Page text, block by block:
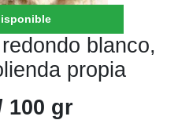
blanco,
propia
100 gr